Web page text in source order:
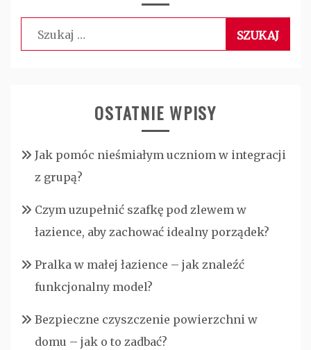
Szukaj:
OSTATNIE WPISY
Jak pomóc nieśmiałym uczniom w integracji
z grupą?
Czym uzupełnić szafkę pod zlewem w
łazience, aby zachować idealny porządek?
Pralka w małej łazience – jak znaleźć
funkcjonalny model?
Bezpieczne czyszczenie powierzchni w
domu – jak o to zadbać?